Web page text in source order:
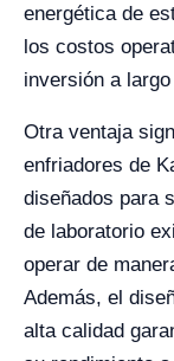
energética de
los costos
inversión a
Otra ventaja
enfriadores de
diseñados para
de laboratorio
operar de
Además, el
alta calidad